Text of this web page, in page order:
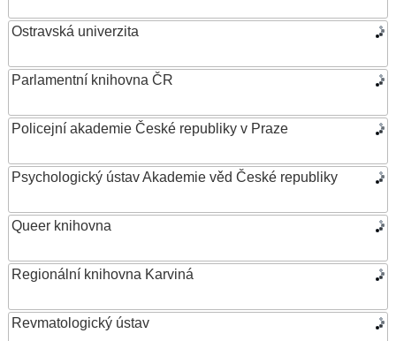
Ostravská univerzita
Parlamentní knihovna ČR
Policejní akademie České republiky v Praze
Psychologický ústav Akademie věd České republiky
Queer knihovna
Regionální knihovna Karviná
Revmatologický ústav